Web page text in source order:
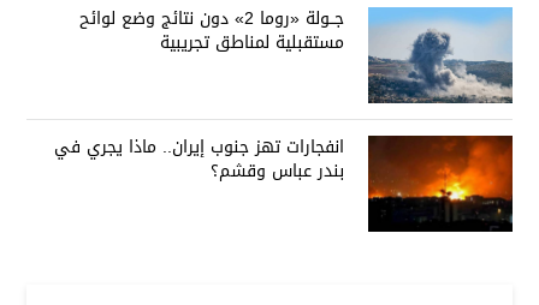
جــولة «روما 2» دون نتائج وضع لوائح
مستقبلية لمناطق تجريبية
انفجارات تهز جنوب إيران.. ماذا يجري في
بندر عباس وقشم؟